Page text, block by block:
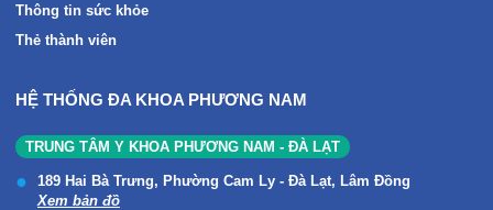
Thông tin sức khỏe
Thẻ thành viên
HỆ THỐNG ĐA KHOA PHƯƠNG NAM
TRUNG TÂM Y KHOA PHƯƠNG NAM - ĐÀ LẠT
189 Hai Bà Trưng, Phường Cam Ly - Đà Lạt, Lâm Đồng
Xem bản đồ